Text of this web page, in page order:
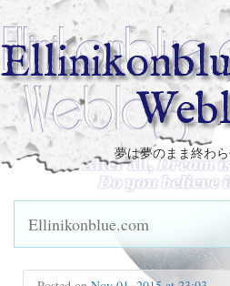
夢は夢のまま終わ
Ellinikonblue.com